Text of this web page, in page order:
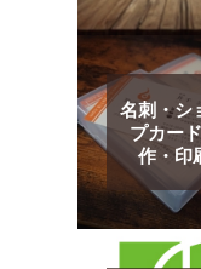
名刺・シ
プカー
作・印